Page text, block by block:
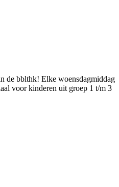
de bblthk! Elke woensdagmiddag
voor kinderen uit groep 1 t/m 3